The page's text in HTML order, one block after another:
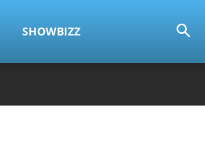
SHOWBIZZ